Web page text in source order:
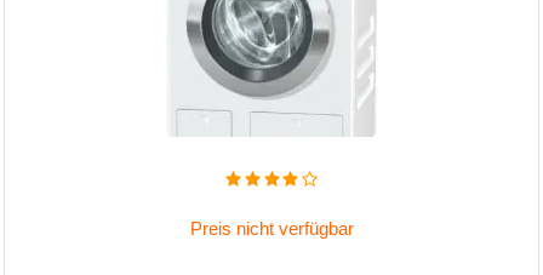
Preis nicht verfügbar